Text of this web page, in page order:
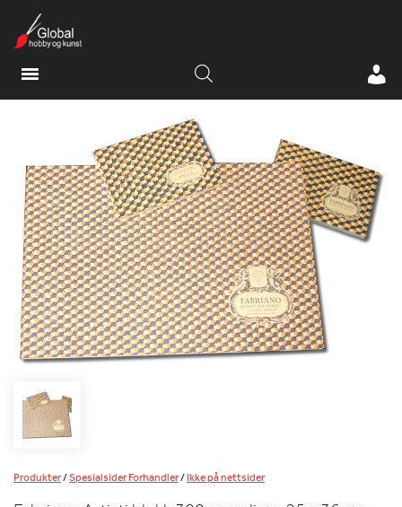
Produkter/Spesialsider Forhandler/Ikke på nettsider